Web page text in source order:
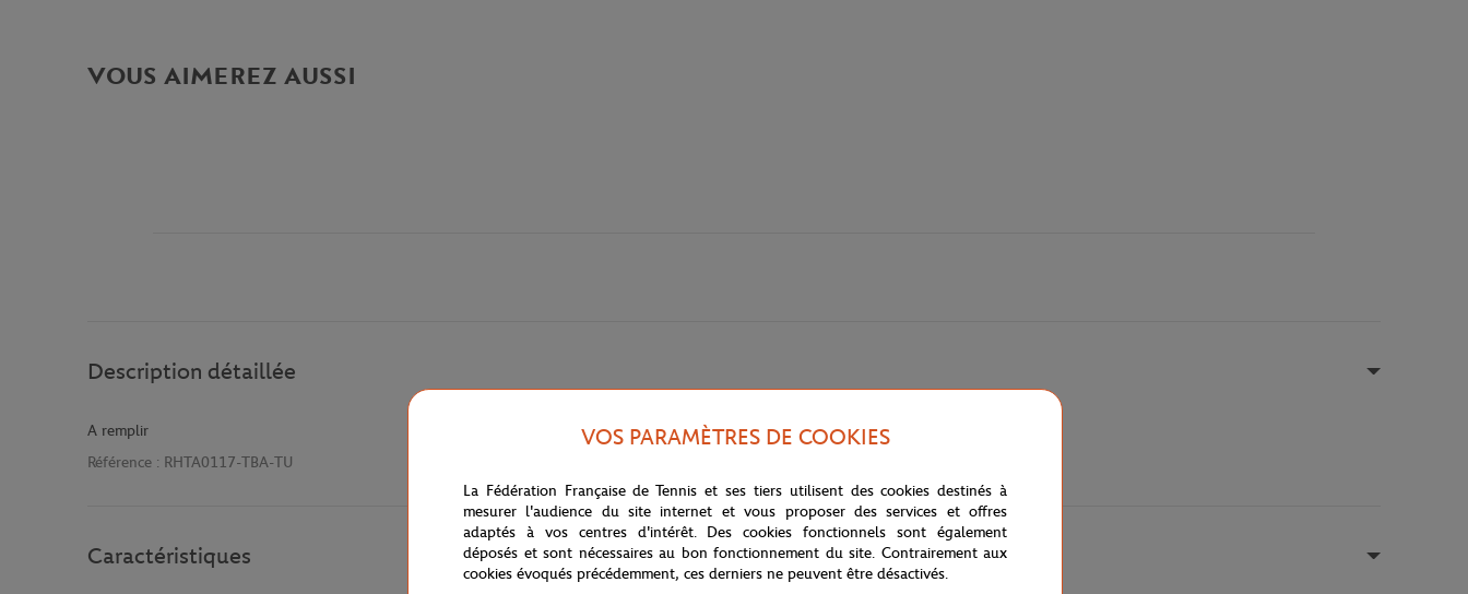
VOUS AIMEREZ AUSSI
Description détaillée
A remplir
Référence : RHTA0117-TBA-TU
Caractéristiques
VOS PARAMÈTRES DE COOKIES
La Fédération Française de Tennis et ses tiers utilisent des cookies destinés à
mesurer l'audience du site internet et vous proposer des services et offres
adaptés à vos centres d'intérêt. Des cookies fonctionnels sont également
déposés et sont nécessaires au bon fonctionnement du site. Contrairement aux
cookies évoqués précédemment, ces derniers ne peuvent être désactivés.